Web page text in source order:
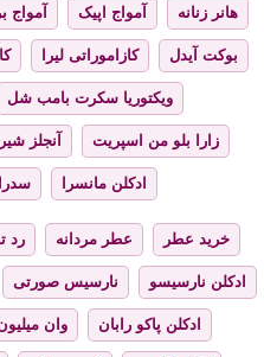
هانر زنانه آمواج اپیک آمواج
بوکت آیدل کازاموراتی لیرا
ویکتوریا سکرت بامب شل
زارا بلو من اسپریت آنجلز شیر
ادکلن مانسرا
خرید عطر عطر مردانه رد
ادکلن نارسیسو نارسیس صورتی
ادکلن پاکو رابان وان